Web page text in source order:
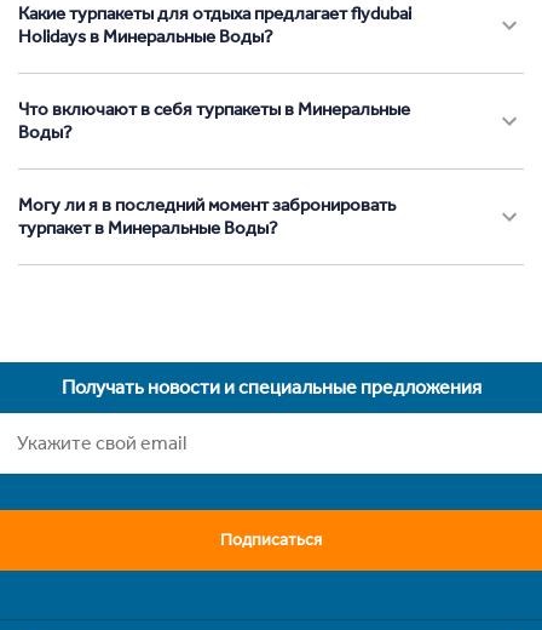
Какие турпакеты для отдыха предлагает flydubai
Holidays в Минеральные Воды?
Что включают в себя турпакеты в Минеральные
Воды?
Могу ли я в последний момент забронировать
турпакет в Минеральные Воды?
Получать новости и специальные предложения
Подписаться